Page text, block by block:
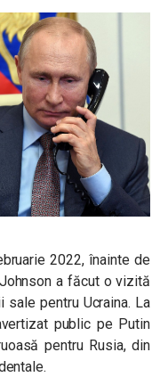
2022, înainte de
a făcut o vizită
sale pentru Ucraina. La
public pe Putin
pentru Rusia, din